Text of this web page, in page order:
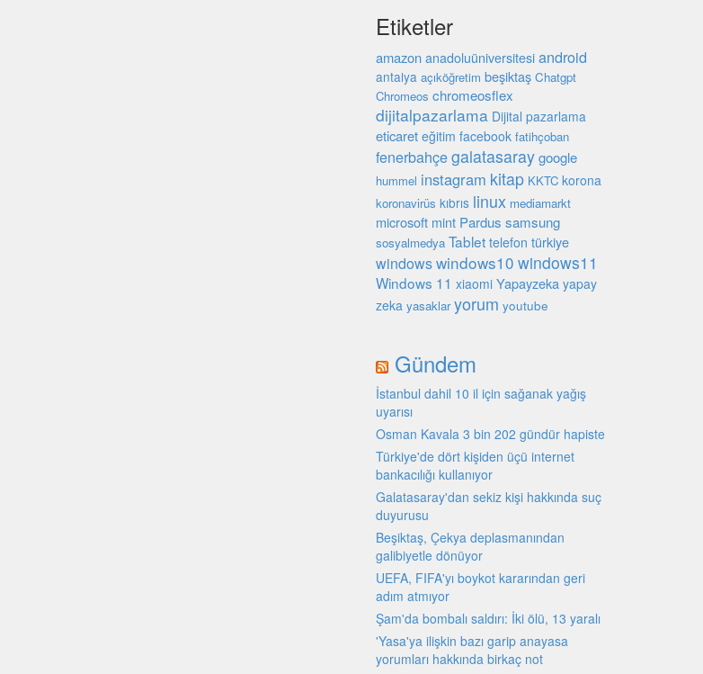
Etiketler
amazon anadoluüniversitesi android
antalya açıköğretim beşiktaş Chatgpt
Chromeos chromeosflex
dijitalpazarlama Dijital pazarlama
eticaret eğitim facebook fatihçoban
fenerbahçegalatasaray google
hummel instagram kitap KKTC korona
koronavirüs kıbrıs linux mediamarkt
microsoft mint Pardus samsung
sosyalmedya Tablet telefon türkiye
windowswindows10 windows11
Windows 11 xiaomi Yapayzeka yapay
zeka yasaklar yorum youtube
Gündem
İstanbul dahil 10 il için sağanak yağış
uyarısı
Osman Kavala 3 bin 202 gündür hapiste
Türkiye'de dört kişiden üçü internet
bankacılığı kullanıyor
Galatasaray'dan sekiz kişi hakkında suç
duyurusu
Beşiktaş, Çekya deplasmanından
galibiyetle dönüyor
UEFA, FIFA'yı boykot kararından geri
adım atmıyor
Şam'da bombalı saldırı: İki ölü, 13 yaralı
'Yasa'ya ilişkin bazı garip anayasa
yorumları hakkında birkaç not